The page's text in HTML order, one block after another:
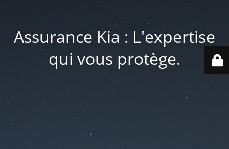
Assurance Kia : L'expertise
qui vous protège.